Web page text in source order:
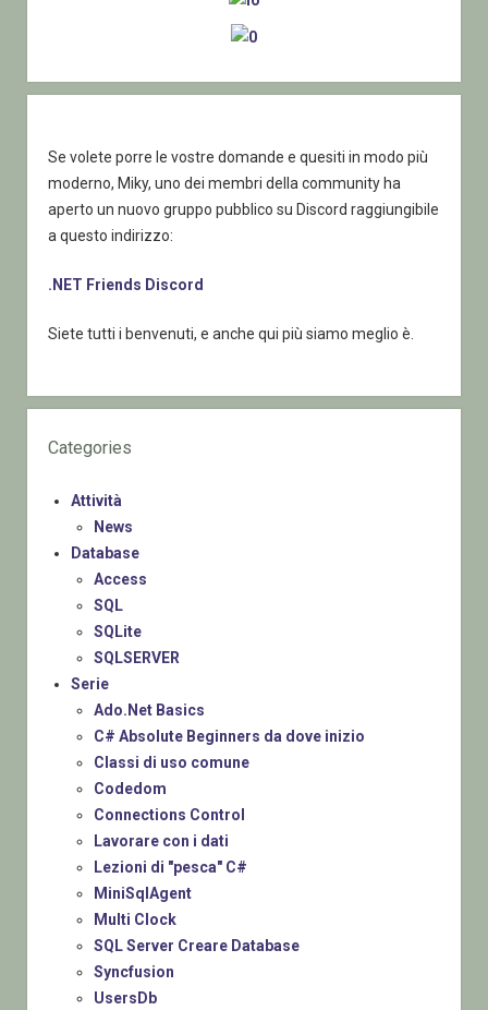
Nulle
Se volete porre le vostre domande e quesiti in modo più
moderno, Miky, uno dei membri della community ha
aperto un nuovo gruppo pubblico su Discord raggiungibile
a questo indirizzo:
.NET Friends Discord
Siete tutti i benvenuti, e anche qui più siamo meglio è.
Categories
Attività
News
Database
Access
SQL
SQLite
SQLSERVER
Serie
Ado.Net Basics
C# Absolute Beginners da dove inizio
Classi di uso comune
Codedom
Connections Control
Lavorare con i dati
Lezioni di "pesca" C#
MiniSqlAgent
Multi Clock
SQL Server Creare Database
Syncfusion
UsersDb